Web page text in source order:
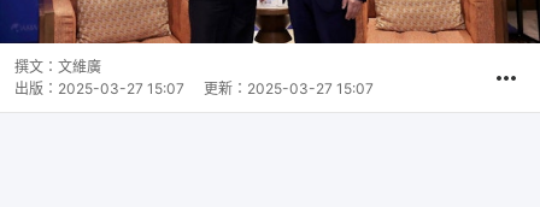
撰文： 文維廣
出版： 2025-03-27 15:07 更新： 2025-03-27 15:07